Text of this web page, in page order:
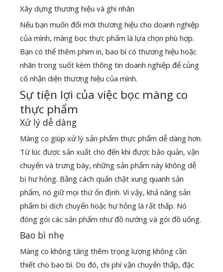
Xây dựng thương hiệu và ghi nhãn
Nếu bạn muốn đổi mới thương hiệu cho doanh nghiệp
của mình, màng bọc thực phẩm là lựa chọn phù hợp.
Bạn có thể thêm phim in, bao bì có thương hiệu hoặc
nhãn trong suốt kèm thông tin doanh nghiệp để củng
cố nhận diện thương hiệu của mình.
Sự tiện lợi của việc bọc màng co
thực phẩm
Xử lý dễ dàng
Màng co giúp xử lý sản phẩm thực phẩm dễ dàng hơn.
Từ lúc được sản xuất cho đến khi được bảo quản, vận
chuyển và trưng bày, những sản phẩm này không dễ
bị hư hỏng. Bằng cách quấn chặt xung quanh sản
phẩm, nó giữ mọi thứ ổn định. Vì vậy, khả năng sản
phẩm bị dịch chuyển hoặc hư hỏng là rất thấp. Nó
đóng gói các sản phẩm như đồ nướng và gói đồ uống.
Bao bì nhẹ
Màng co không tăng thêm trọng lượng không cần
thiết cho bao bì. Do đó, chi phí vận chuyển thấp, đặc